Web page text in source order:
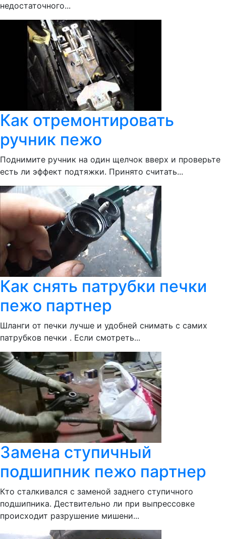
недостаточного...
Как отремонтировать
ручник пежо
Поднимите ручник на один щелчок вверх и проверьте
есть ли эффект подтяжки. Принято считать...
Как снять патрубки печки
пежо партнер
Шланги от печки лучше и удобней снимать с самих
патрубков печки . Если смотреть...
Замена ступичный
подшипник пежо партнер
Кто сталкивался с заменой заднего ступичного
подшипника. Дествительно ли при выпрессовке
происходит разрушение мишени...